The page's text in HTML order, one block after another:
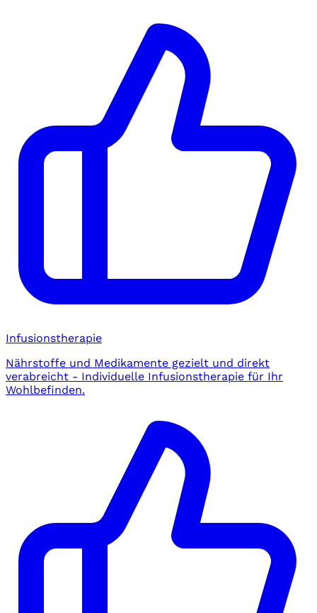
Infusionstherapie
Nährstoffe und Medikamente gezielt und direkt
verabreicht - Individuelle Infusionstherapie für Ihr
Wohlbefinden.